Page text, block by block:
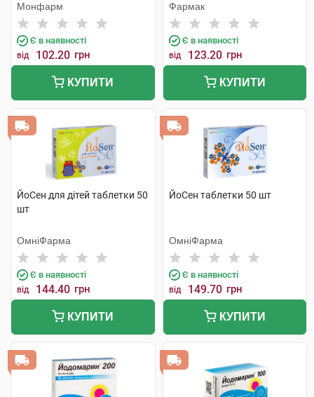
Монфарм
Є в наявності
від 102.20 грн
КУПИТИ
Фармак
Є в наявності
від 123.20 грн
КУПИТИ
ЙоСен для дітей таблетки 50
шт
ОмніФарма
Є в наявності
від 144.40 грн
КУПИТИ
ЙоСен таблетки 50 шт
ОмніФарма
Є в наявності
від 149.70 грн
КУПИТИ